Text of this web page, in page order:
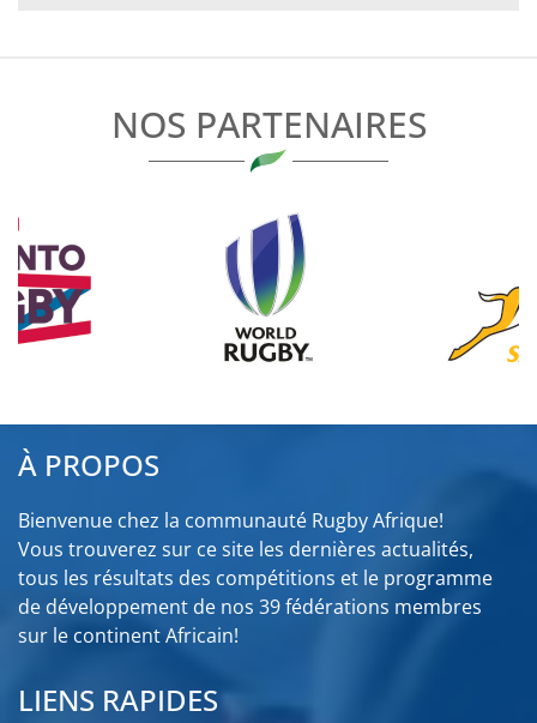
NOS PARTENAIRES
À PROPOS
Bienvenue chez la communauté Rugby Afrique!
Vous trouverez sur ce site les dernières actualités,
tous les résultats des compétitions et le programme
de développement de nos 39 fédérations membres
sur le continent Africain!
LIENS RAPIDES